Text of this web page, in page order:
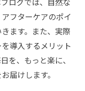
フターケアのポイ
ます。また、実際
導入するメリット
を、もっと楽に、
届けします。